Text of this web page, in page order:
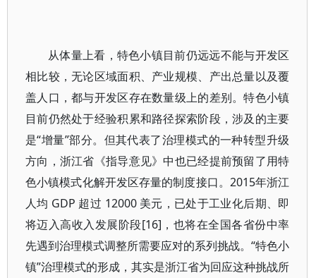
从体量上看，特色小镇目前仍远远不能与开发区
相比较，无论区域面积、产业规模、产出总量以及覆
盖人口，都与开发区存在数量级上的差别。特色小镇
目前仍然处于经验积累和路径探索阶段，涉及的主要
是“增量”部分。但其代表了治理模式的一种转型升级
方向，浙江省《指导意见》中也已经提前预留了用特
色小镇模式化解开发区存量的制度接口。2015年浙江
人均 GDP 超过 12000 美元，已处于工业化后期、即
将迈入高收入发展阶段[16]，也将在全国各省份中率
先遇到治理模式调整所需要应对的系列挑战。“特色小
镇”治理模式的形成，其实是浙江省为回应这种挑战所